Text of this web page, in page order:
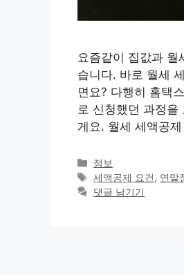
요즘같이 집값과 월
습니다. 바로 월세
면요? 다행히 홈택
로 신청했던 과정을
게요. 월세 세액공
카
테
고
정보
태
그
세액공제 요건, 연말
댓글 남기기